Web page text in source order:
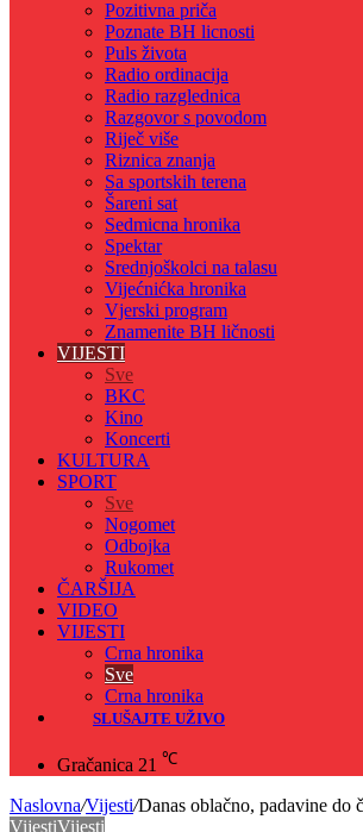
Pozitivna priča
Poznate BH licnosti
Puls života
Radio ordinacija
Radio razglednica
Razgovor s povodom
Riječ više
Riznica znanja
Sa sportskih terena
Šareni sat
Sedmicna hronika
Spektar
Srednjoškolci na talasu
Vijećnićka hronika
Vjerski program
Znamenite BH ličnosti
VIJESTI
Sve
BKC
Kino
Koncerti
KULTURA
SPORT
Sve
Nogomet
Odbojka
Rukomet
ČARŠIJA
VIDEO
VIJESTI
Crna hronika
Sve
Crna hronika
SLUŠAJTE UŽIVO
Gračanica 21 ℃
Naslovna/Vijesti/Danas oblačno, padavine do
VijestiVijesti